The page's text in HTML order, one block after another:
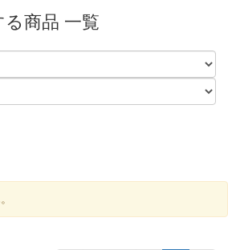
商品 一覧